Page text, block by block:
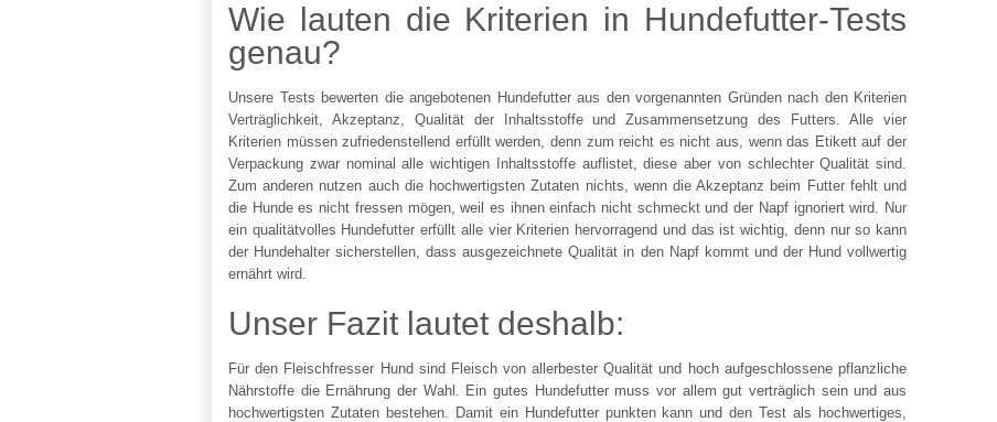
Wie lauten die Kriterien in Hundefutter-Tests
genau?
Unsere Tests bewerten die angebotenen Hundefutter aus den vorgenannten Gründen nach den Kriterien
Verträglichkeit, Akzeptanz, Qualität der Inhaltsstoffe und Zusammensetzung des Futters. Alle vier
Kriterien müssen zufriedenstellend erfüllt werden, denn zum reicht es nicht aus, wenn das Etikett auf der
Verpackung zwar nominal alle wichtigen Inhaltsstoffe auflistet, diese aber von schlechter Qualität sind.
Zum anderen nutzen auch die hochwertigsten Zutaten nichts, wenn die Akzeptanz beim Futter fehlt und
die Hunde es nicht fressen mögen, weil es ihnen einfach nicht schmeckt und der Napf ignoriert wird. Nur
ein qualitätvolles Hundefutter erfüllt alle vier Kriterien hervorragend und das ist wichtig, denn nur so kann
der Hundehalter sicherstellen, dass ausgezeichnete Qualität in den Napf kommt und der Hund vollwertig
ernährt wird.
Unser Fazit lautet deshalb:
Für den Fleischfresser Hund sind Fleisch von allerbester Qualität und hoch aufgeschlossene pflanzliche
Nährstoffe die Ernährung der Wahl. Ein gutes Hundefutter muss vor allem gut verträglich sein und aus
hochwertigsten Zutaten bestehen. Damit ein Hundefutter punkten kann und den Test als hochwertiges,